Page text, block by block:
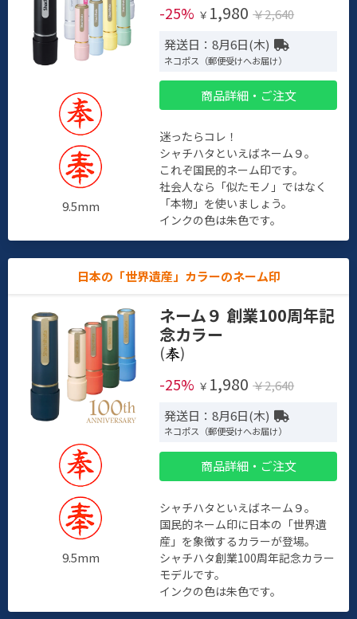
9.5mm
-25% ￥ 1,980 ￥2,640
発送日：8月6日(木)
ネコポス（郵便受けへお届け）
商品詳細・ご注文
迷ったらコレ！
シャチハタといえばネーム９。
これぞ国民的ネーム印です。
社会人なら「似たモノ」ではなく
「本物」を使いましょう。
インクの色は朱色です。
日本の「世界遺産」カラーのネーム印
9.5mm
ネーム９ 創業100周年記
念カラー
(
)
-25% ￥ 1,980 ￥2,640
発送日：8月6日(木)
ネコポス（郵便受けへお届け）
商品詳細・ご注文
シャチハタといえばネーム９。
国民的ネーム印に日本の「世界遺
産」を象徴するカラーが登場。
シャチハタ創業100周年記念カラー
モデルです。
インクの色は朱色です。